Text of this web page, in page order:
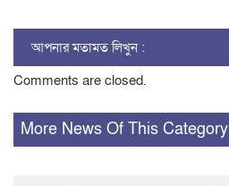
আপনার মতামত লিখুন :
Comments are closed.
More News Of This Category